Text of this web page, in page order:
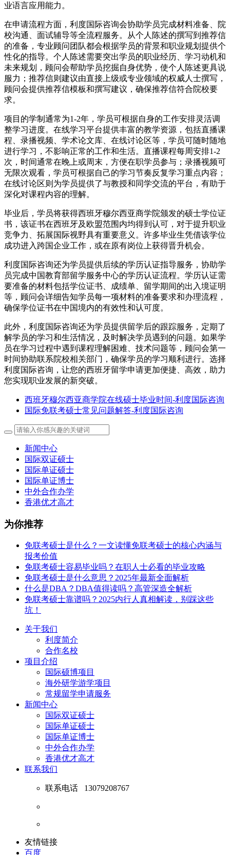
业语言应用能力。
在申请流程方面，利度国际咨询会协助学员完成材料准备、院
校沟通、面试辅导等全流程服务。从个人陈述的撰写到推荐信
的准备，专业顾问团队都会根据学员的背景和职业规划提供个
性化的指导。个人陈述需要突出学员的职业经历、学习动机和
未来规划，顾问会帮助学员挖掘自身优势，使个人陈述更具说
服力；推荐信则建议由直接上级或专业领域的权威人士撰写，
顾问会提供推荐信模板和撰写建议，确保推荐信符合院校要
求。
项目的学制通常为1-2年，学员可根据自身的工作安排灵活调
整学习进度。在线学习平台提供丰富的教学资源，包括直播课
程、录播视频、学术论文库、在线讨论区等，学员可随时随地
进行学习，不影响正常的工作和生活。直播课程每周安排1-2
次，时间通常在晚上或周末，方便在职学员参与；录播视频可
无限次观看，学员可根据自己的学习节奏反复学习重点内容；
在线讨论区则为学员提供了与教授和同学交流的平台，有助于
深化对课程内容的理解。
毕业后，学员将获得西班牙穆尔西亚商学院颁发的硕士学位证
书，该证书在西班牙及欧盟范围内均得到认可，对于提升职业
竞争力、拓展国际视野具有重要意义。许多毕业生凭借该学位
成功进入跨国企业工作，或在原有岗位上获得晋升机会。
利度国际咨询还为学员提供后续的学历认证指导服务，协助学
员完成中国教育部留学服务中心的学历认证流程。学历认证需
要准备的材料包括学位证书、成绩单、留学期间的出入境证明
等，顾问会详细告知学员每一项材料的准备要求和办理流程，
确保学位证书在中国境内的有效性和认可度。
此外，利度国际咨询还为学员提供留学后的跟踪服务，定期了
解学员的学习和生活情况，及时解决学员遇到的问题。如果学
员在学习过程中遇到课程理解困难、技术问题等，顾问会第一
时间协助联系院校相关部门，确保学员的学习顺利进行。选择
利度国际咨询，让您的西班牙留学申请更加便捷、高效，助力
您实现职业发展的新突破。
西班牙穆尔西亚商学院在线硕士毕业时间-利度国际咨询
国际免联考硕士常见问题解答-利度国际咨询
新闻中心
国际双证硕士
国际单证硕士
国际单证博士
中外合作办学
香港优才高才
为你推荐
免联考硕士是什么？一文读懂免联考硕士的核心内涵与
报考价值
免联考硕士容易毕业吗？在职人士必看的毕业攻略
免联考硕士是什么意思？2025年最新全面解析
什么是DBA？DBA值得读吗？高管深造全解析
免联考硕士靠谱吗？2025内行人真相解读，别踩这些
坑！
关于我们
利度简介
合作名校
项目介绍
国际硕博项目
海外研学游学项目
常规留学申请服务
新闻中心
国际双证硕士
国际单证硕士
国际单证博士
中外合作办学
香港优才高才
联系我们
联系电话 13079208767
友情链接
百度